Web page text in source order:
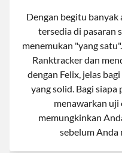
Dengan begitu
tersedia di pasaran
menemukan "yang
Ranktracker dan
dengan Felix, jelas
yang solid. Bagi siapa
menawarkan uji
memungkinkan
sebelum Anda